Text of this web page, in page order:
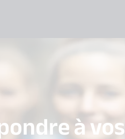
à vos